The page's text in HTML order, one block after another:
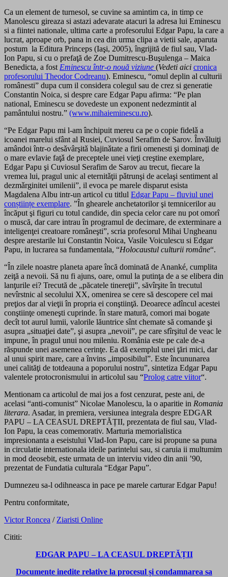
Ca un element de turnesol, se cuvine sa amintim ca, in timp ce
Manolescu gireaza si astazi adevarate atacuri la adresa lui Eminescu
si a fiintei nationale, ultima carte a profesorului Edgar Papu, la care a
lucrat, aproape orb, pana in cea din urma clipa a vietii sale, aparuta
postum la Editura Princeps (Iaşi, 2005), îngrijită de fiul sau, Vlad-
Ion Papu, si cu o prefaţă de Zoe Dumitrescu-Buşulenga – Maica
Benedicta, a fost Eminescu într-o nouă viziune (Vedeti aici cronica
profesorului Theodor Codreanu). Eminescu, “omul deplin al culturii
românesti” dupa cum il considera colegul sau de crez si generatie
Constantin Noica, si despre care Edgar Papu afirma: “Pe plan
national, Eminescu se dovedeste un exponent nedezmintit al
pamântului nostru.” (www.mihaieminescu.ro).
“Pe Edgar Papu mi l-am închipuit mereu ca pe o copie fidelǎ a
icoanei marelui sfânt al Rusiei, Cuviosul Serafim de Sarov. Învǎluiţi
amândoi într-o desǎvârşitǎ blajinǎtate a firii omenesti şi dominaţi de
o mare evlavie faţǎ de preceptele unei vieţi creştine exemplare,
Edgar Papu şi Cuviosul Serafim de Sarov au trecut, fiecare la
vremea lui, pragul unic al eternitǎţii pǎtrunşi de acelaşi sentiment al
dezmǎrginitei umilenii”, il evoca pe marele disparut esista
Magdalena Albu intr-un articol cu titlul Edgar Papu – fluviul unei
conștiințe exemplare. ”În ghearele anchetatorilor şi temnicerilor au
încăput şi figuri cu totul can­dide, din specia celor care nu pot omorî
o muscă, dar care intrau în programul de decimare, de exterminare a
inteligenţei creatoare româneşti”, scria profesorul Mihai Ungheanu
despre arestarile lui Constantin Noica, Vasile Voiculescu si Edgar
Papu, in lucrarea sa fundamentala, “Holocaustul culturii române“.
“În zilele noastre planeta apare încă dominată de Ananké, cumplita
zeiţă a nevoii. Să nu fi ajuns, oare, omul la putinţa de a se elibera din
lanţurile ei? Trecută de „păcatele tinereţii”, săvîrşite în trecutul
nevîrstnic al secolului XX, omenirea se cere să descopere cel mai
preţios dar al vieţii în propria ei conştiinţă. Deoarece adîncul acestei
conştiinţe omeneşti cuprinde. în stare matură, comori mai bogate
decît tot aurul lumii, valorile lăuntrice sînt chemate să comande şi
asupra „situaţiei date”, şi asupra „nevoii”, pe care sfîrşitul de veac le
impune, în pragul unui nou mileniu. România este pe cale de-a
răspunde unei asemenea cerinţe. Ea dă exemplul unei ţări mici, dar
al unui spirit mare, care a învins „imposibilul”. Este încununarea
unei calităţi de totdeauna a poporului nostru”, sintetiza Edgar Papu
valentele protocronismului in articolul sau “Prolog catre viitor“.
Mentionam ca articolul de mai jos a fost cenzurat, peste ani, de
acelasi “anti-comunist” Nicolae Manolescu, la o aparitie in Romania
literara. Asadar, in premiera, versiunea integrala despre EDGAR
PAPU – LA CEASUL DREPTĂȚII, prezentata de fiul sau, Vlad-
Ion Papu, la ceas comemorativ. Marturia memorialistica
impresionanta a eseistului Vlad-Ion Papu, care isi propune sa puna
in circulatie internationala ideile parintelui sau, si caruia ii multumim
in mod deosebit, este urmata de un interviu video din anii ’90,
prezentat de Fundatia culturala “Edgar Papu”.
Dumnezeu sa-l odihneasca in pace pe marele carturar Edgar Papu!
Pentru conformitate,
Victor Roncea / Ziaristi Online
Cititi:
EDGAR PAPU – LA CEASUL DREPTĂȚII
Documente inedite relative la procesul și condamnarea sa